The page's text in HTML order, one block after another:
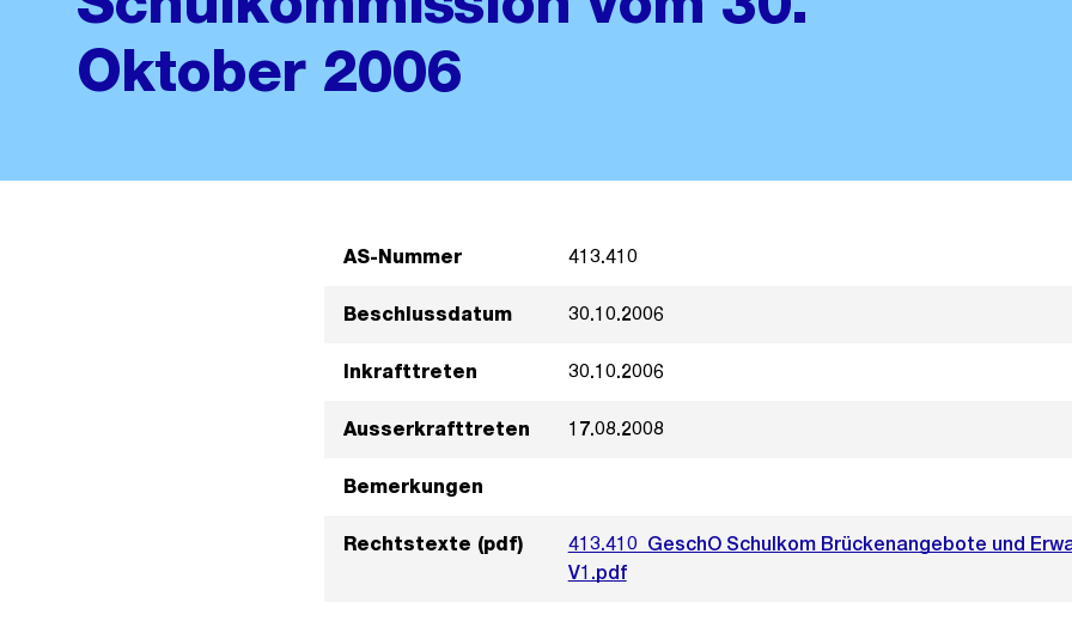
Oktober 2006
AS-Nummer 413.410
Beschlussdatum 30.10.2006
Inkrafttreten 30.10.2006
Ausserkrafttreten 17.08.2008
Bemerkungen
Rechtstexte (pdf)
413.410_GeschO Schulkom Brückenangebote und
V1.pdf